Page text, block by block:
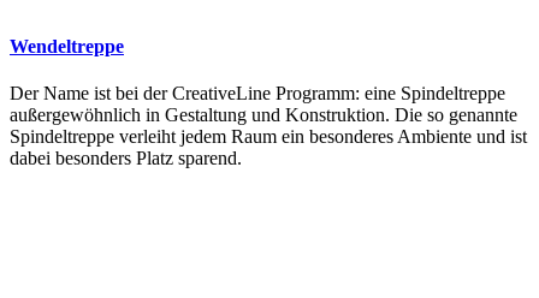
Wendeltreppe
Der Name ist bei der CreativeLine Programm: eine Spindeltreppe
außergewöhnlich in Gestaltung und Konstruktion. Die so genannte
Spindeltreppe verleiht jedem Raum ein besonderes Ambiente und ist
dabei besonders Platz sparend.